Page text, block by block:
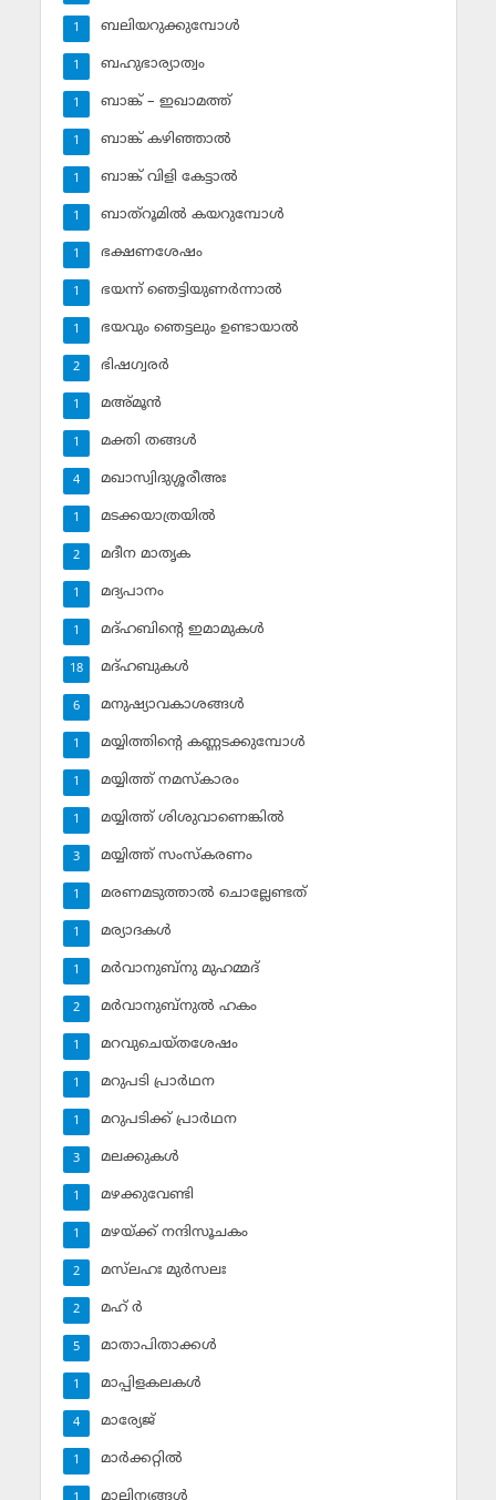
ബലിയറുക്കുമ്പോള്‍
1
ബഹുഭാര്യാത്വം
1
ബാങ്ക് – ഇഖാമത്ത്
1
ബാങ്ക് കഴിഞ്ഞാല്‍
1
ബാങ്ക് വിളി കേട്ടാല്‍
1
ബാത്‌റൂമില്‍ കയറുമ്പോള്‍
1
ഭക്ഷണശേഷം
1
ഭയന്ന് ഞെട്ടിയുണര്‍ന്നാല്‍
1
ഭയവും ഞെട്ടലും ഉണ്ടായാല്‍
1
ഭിഷഗ്വരര്‍
2
മഅ്മൂന്‍
1
മക്തി തങ്ങള്‍
1
മഖാസ്വിദുശ്ശരീഅഃ
4
മടക്കയാത്രയില്‍
1
മദീന മാതൃക
2
മദ്യപാനം
1
മദ്ഹബിന്റെ ഇമാമുകള്‍
1
മദ്ഹബുകള്‍
18
മനുഷ്യാവകാശങ്ങള്‍
6
മയ്യിത്തിന്റെ കണ്ണടക്കുമ്പോള്‍
1
മയ്യിത്ത് നമസ്‌കാരം
1
മയ്യിത്ത് ശിശുവാണെങ്കില്‍
1
മയ്യിത്ത് സംസ്‌കരണം
3
മരണമടുത്താല്‍ ചൊല്ലേണ്ടത്
1
മര്യാദകള്‍
1
മര്‍വാനുബ്‌നു മുഹമ്മദ്
1
മര്‍വാനുബ്‌നുല്‍ ഹകം
2
മറവുചെയ്തശേഷം
1
മറുപടി പ്രാര്‍ഥന
1
മറുപടിക്ക് പ്രാര്‍ഥന
1
മലക്കുകള്‍
3
മഴക്കുവേണ്ടി
1
മഴയ്ക്ക് നന്ദിസൂചകം
1
മസ്‌ലഹഃ മുര്‍സലഃ
2
മഹ് ര്‍
2
മാതാപിതാക്കള്‍
5
മാപ്പിളകലകള്‍
1
മാര്യേജ്
4
മാര്‍ക്കറ്റില്‍
1